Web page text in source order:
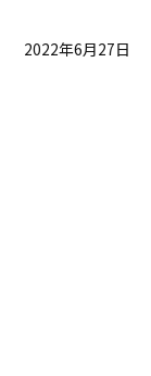
2022年6月27日